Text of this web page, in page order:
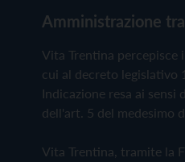
Amministrazione
Vita Trentina
cui al decreto legislativo
Indicazione resa ai sensi
dell'art. 5 del medesimo
Vita Trentina, tramite la